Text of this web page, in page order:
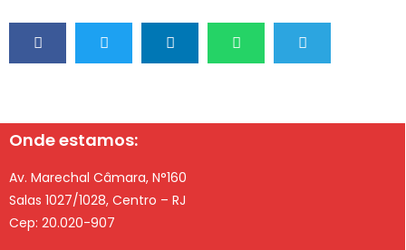
Onde estamos:
Av. Marechal Câmara, N°160
Salas 1027/1028, Centro – RJ
Cep: 20.020-907